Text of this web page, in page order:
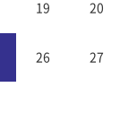
19 20
26 27